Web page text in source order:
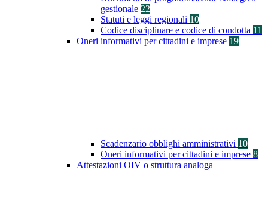
gestionale 22
Statuti e leggi regionali 10
Codice disciplinare e codice di condotta 11
Oneri informativi per cittadini e imprese 19
Scadenzario obblighi amministrativi 10
Oneri informativi per cittadini e imprese 8
Attestazioni OIV o struttura analoga